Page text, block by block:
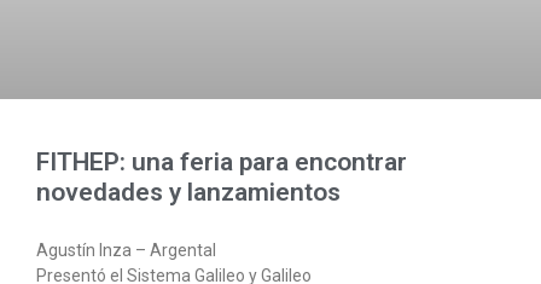
FITHEP: una feria para encontrar
novedades y lanzamientos
Agustín Inza – Argental
Presentó el Sistema Galileo y Galileo